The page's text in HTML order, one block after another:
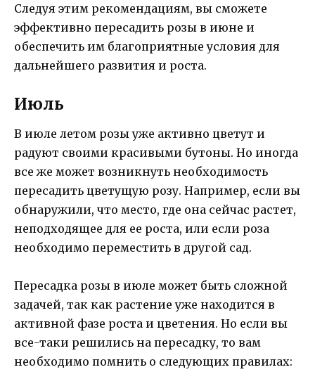
Следуя этим рекомендациям, вы сможете
эффективно пересадить розы в июне и
обеспечить им благоприятные условия для
дальнейшего развития и роста.
Июль
В июле летом розы уже активно цветут и
радуют своими красивыми бутоны. Но иногда
все же может возникнуть необходимость
пересадить цветущую розу. Например, если вы
обнаружили, что место, где она сейчас растет,
неподходящее для ее роста, или если роза
необходимо переместить в другой сад.
Пересадка розы в июле может быть сложной
задачей, так как растение уже находится в
активной фазе роста и цветения. Но если вы
все-таки решились на пересадку, то вам
необходимо помнить о следующих правилах: